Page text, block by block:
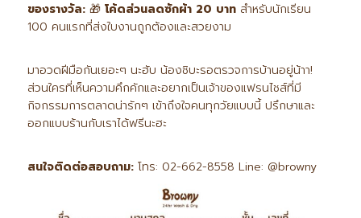
ของรางวัล: 🎁 โค้ดส่วนลดซักผ้า 20 บาท สำหรับนักเรียน
100 คนแรกที่ส่งใบงานถูกต้องและสวยงาม
มาอวดฝีมือกันเยอะๆ นะฮับ น้องชิบะรอตรวจการบ้านอยู่น้าา!
ส่วนใครที่เห็นความคึกคักและอยากเป็นเจ้าของแฟรนไชส์ที่มี
กิจกรรมการตลาดน่ารักๆ เข้าถึงใจคนทุกวัยแบบนี้ ปรึกษาและ
ออกแบบร้านกับเราได้ฟรีนะฮะ
สนใจติดต่อสอบถาม: โทร: 02-662-8558 Line: @browny